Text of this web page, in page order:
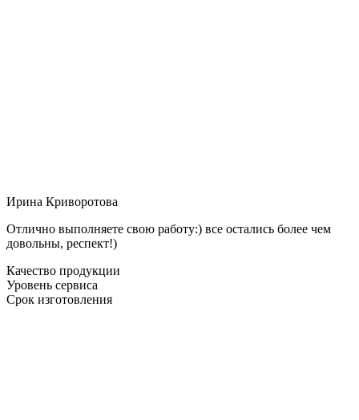
Ирина Криворотова
Отлично выполняете свою работу:) все остались более чем
довольны, респект!)
Качество продукции
Уровень сервиса
Срок изготовления